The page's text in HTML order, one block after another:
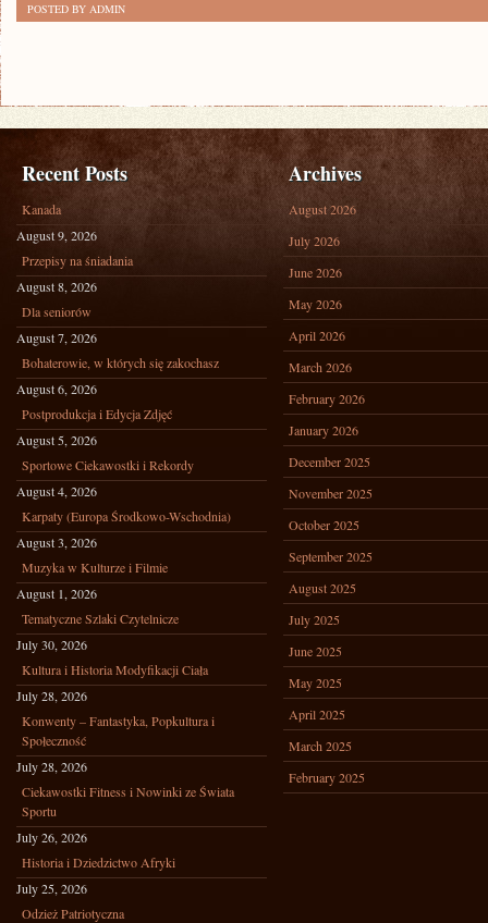
POSTED BY ADMIN
Recent Posts
Kanada
August 9, 2026
Przepisy na śniadania
August 8, 2026
Dla seniorów
August 7, 2026
Bohaterowie, w których się zakochasz
August 6, 2026
Postprodukcja i Edycja Zdjęć
August 5, 2026
Sportowe Ciekawostki i Rekordy
August 4, 2026
Karpaty (Europa Środkowo-Wschodnia)
August 3, 2026
Muzyka w Kulturze i Filmie
August 1, 2026
Tematyczne Szlaki Czytelnicze
July 30, 2026
Kultura i Historia Modyfikacji Ciała
July 28, 2026
Konwenty – Fantastyka, Popkultura i
Społeczność
July 28, 2026
Ciekawostki Fitness i Nowinki ze Świata
Sportu
July 26, 2026
Historia i Dziedzictwo Afryki
July 25, 2026
Odzież Patriotyczna
Archives
August 2026
July 2026
June 2026
May 2026
April 2026
March 2026
February 2026
January 2026
December 2025
November 2025
October 2025
September 2025
August 2025
July 2025
June 2025
May 2025
April 2025
March 2025
February 2025